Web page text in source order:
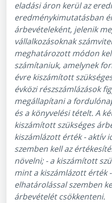
eladási áron kerül az
eredménykimutatásban
árbevételeként, jelenik
vállalkozásoknak
meghatározott módon
számítaniuk, amelynek
évre kiszámított
évközi részszámlázások
megállapítani a
és a könyvelési tételt. A
kiszámított szükséges
kiszámlázott érték - aktív
szemben kell az
növelni; - a kiszámított
mint a kiszámlázott érték
elhatárolással szemben
árbevételét csökkenteni.